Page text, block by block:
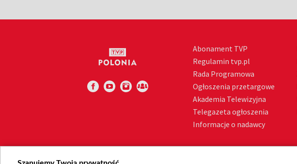
Abonament TVP
Regulamin tvp.pl
Rada Programowa
Ogłoszenia przetargowe
Akademia Telewizyjna
Telegazeta ogłoszenia
Informacje o nadawcy